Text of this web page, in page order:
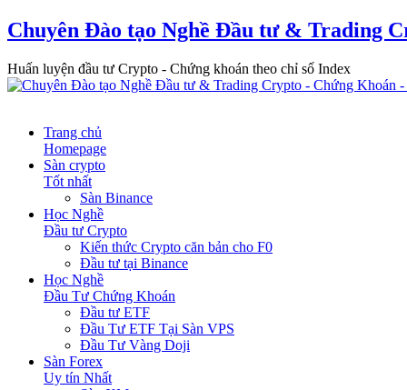
Chuyên Đào tạo Nghề Đầu tư & Trading
Huấn luyện đầu tư Crypto - Chứng khoán theo chỉ số Index
Trang chủ
Homepage
Sàn crypto
Tốt nhất
Sàn Binance
Học Nghề
Đầu tư Crypto
Kiến thức Crypto căn bản cho F0
Đầu tư tại Binance
Học Nghề
Đầu Tư Chứng Khoán
Đầu tư ETF
Đầu Tư ETF Tại Sàn VPS
Đầu Tư Vàng Doji
Sàn Forex
Uy tín Nhất